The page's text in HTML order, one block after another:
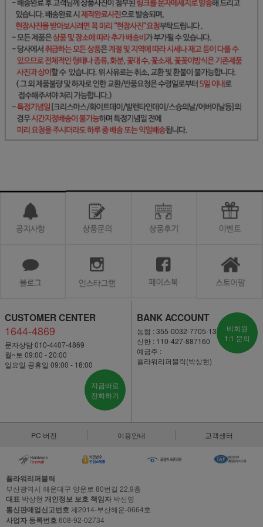
CUSTOMER CENTER
1644-4869
문자상담 010-4407-4869
월~토 09:00 - 20:00
일요일·공휴일 09:00 - 18:00
지금바로
전화하기
BANK ACCOUNT
농협 : 355-0032-7705-13
신한 : 110-427-887160
예금주 :
플라워리퍼블릭(박상현)
비회원
1:1 문의
PC 버전 이용안내 고객센터
플라워리퍼블릭
부산광역시 해운대구 양운로 80번길 22,9층
대표 박상현 개인정보 보호 책임자 박신영
통신판매업신고번호제2014-부산해운-0664호
사업자 등록번호608-92-02734